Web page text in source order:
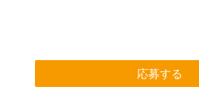
応募する